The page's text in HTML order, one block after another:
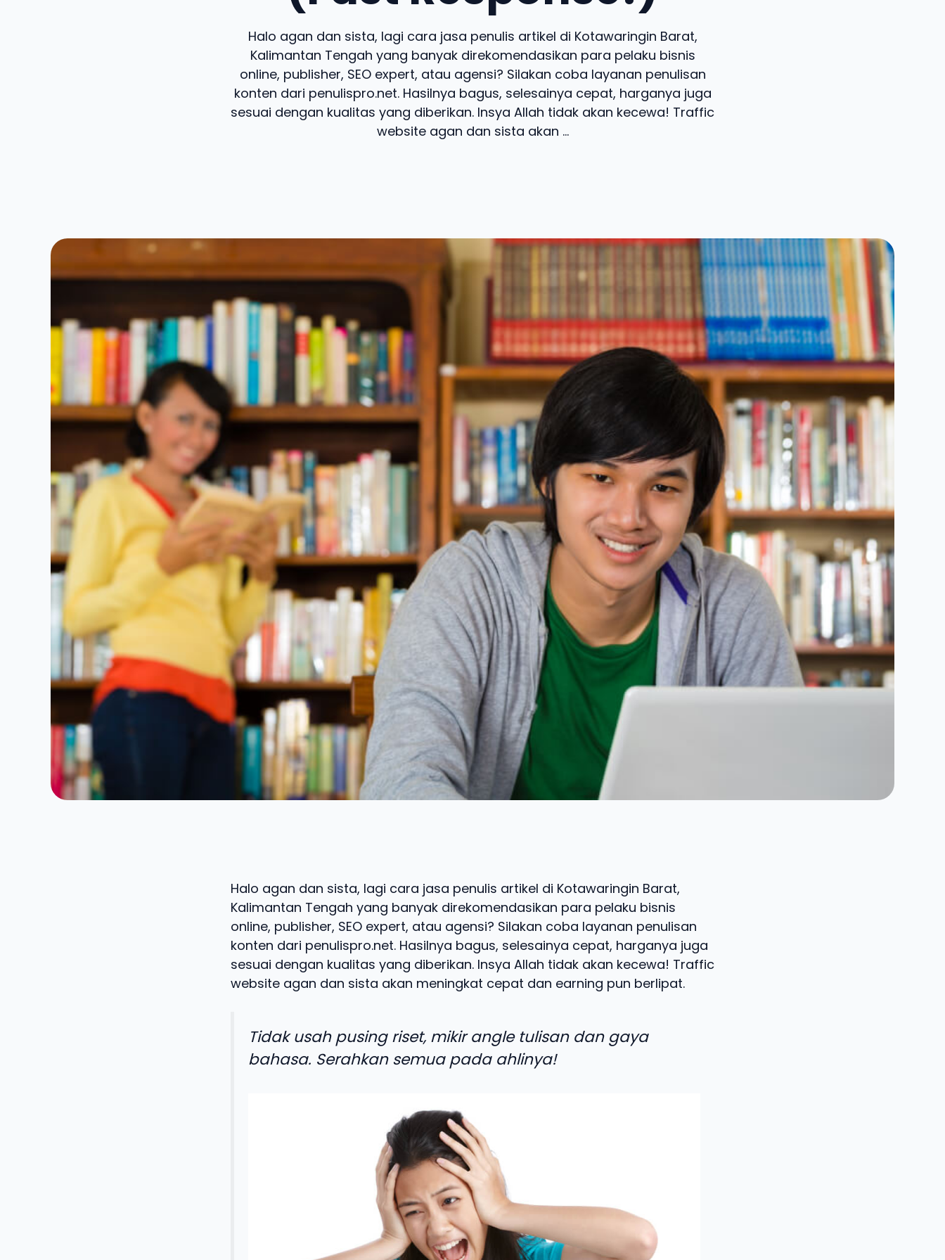
Halo agan dan sista, lagi cara jasa penulis artikel di Kotawaringin Barat,
Kalimantan Tengah yang banyak direkomendasikan para pelaku bisnis
online, publisher, SEO expert, atau agensi? Silakan coba layanan penulisan
konten dari penulispro.net. Hasilnya bagus, selesainya cepat, harganya juga
sesuai dengan kualitas yang diberikan. Insya Allah tidak akan kecewa! Traffic
website agan dan sista akan ...
Halo agan dan sista, lagi cara jasa penulis artikel di Kotawaringin Barat,
Kalimantan Tengah yang banyak direkomendasikan para pelaku bisnis
online, publisher, SEO expert, atau agensi? Silakan coba layanan penulisan
konten dari penulispro.net. Hasilnya bagus, selesainya cepat, harganya juga
sesuai dengan kualitas yang diberikan. Insya Allah tidak akan kecewa! Traffic
website agan dan sista akan meningkat cepat dan earning pun berlipat.
Tidak usah pusing riset, mikir angle tulisan dan gaya
bahasa. Serahkan semua pada ahlinya!